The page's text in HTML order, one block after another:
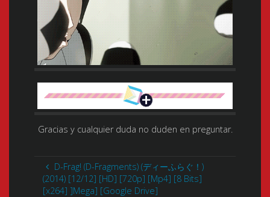
Gracias y cualquier duda no duden en preguntar.
D-Frag! (D-Fragments) (ディーふらぐ！)
(2014) [12/12] [HD] [720p] [Mp4] [8 Bits]
[x264] ]Mega] [Google Drive]